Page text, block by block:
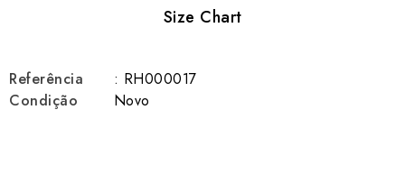
Size Chart
Referência
: RH000017
Condição
Novo